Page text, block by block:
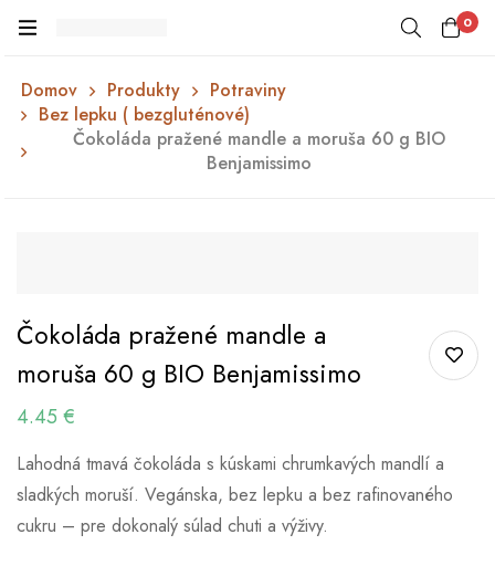
0
Domov Produkty
Potraviny
Bez lepku ( bezgluténové)
Čokoláda pražené mandle a moruša 60 g BIO
Benjamissimo
Čokoláda pražené mandle a
moruša 60 g BIO Benjamissimo
4.45 €
Lahodná tmavá čokoláda s kúskami chrumkavých mandlí a
sladkých moruší. Vegánska, bez lepku a bez rafinovaného
cukru – pre dokonalý súlad chuti a výživy.